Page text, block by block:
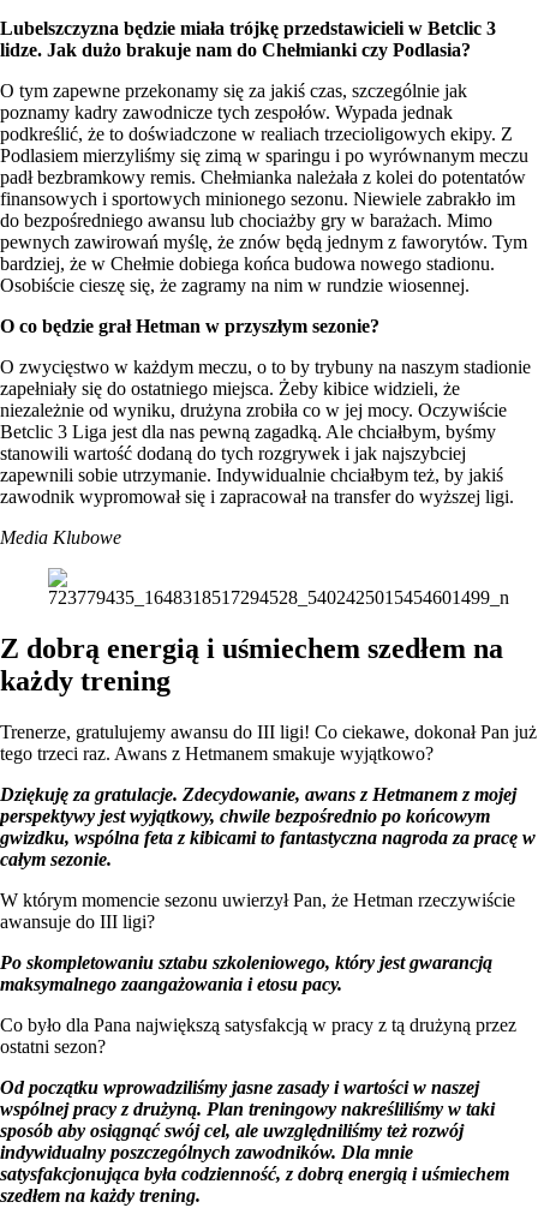
Lubelszczyzna będzie miała trójkę przedstawicieli w Betclic 3
lidze. Jak dużo brakuje nam do Chełmianki czy Podlasia?
O tym zapewne przekonamy się za jakiś czas, szczególnie jak
poznamy kadry zawodnicze tych zespołów. Wypada jednak
podkreślić, że to doświadczone w realiach trzecioligowych ekipy. Z
Podlasiem mierzyliśmy się zimą w sparingu i po wyrównanym meczu
padł bezbramkowy remis. Chełmianka należała z kolei do potentatów
finansowych i sportowych minionego sezonu. Niewiele zabrakło im
do bezpośredniego awansu lub chociażby gry w barażach. Mimo
pewnych zawirowań myślę, że znów będą jednym z faworytów. Tym
bardziej, że w Chełmie dobiega końca budowa nowego stadionu.
Osobiście cieszę się, że zagramy na nim w rundzie wiosennej.
O co będzie grał Hetman w przyszłym sezonie?
O zwycięstwo w każdym meczu, o to by trybuny na naszym stadionie
zapełniały się do ostatniego miejsca. Żeby kibice widzieli, że
niezależnie od wyniku, drużyna zrobiła co w jej mocy. Oczywiście
Betclic 3 Liga jest dla nas pewną zagadką. Ale chciałbym, byśmy
stanowili wartość dodaną do tych rozgrywek i jak najszybciej
zapewnili sobie utrzymanie. Indywidualnie chciałbym też, by jakiś
zawodnik wypromował się i zapracował na transfer do wyższej ligi.
Media Klubowe
Z dobrą energią i uśmiechem szedłem na
każdy trening
Trenerze, gratulujemy awansu do III ligi! Co ciekawe, dokonał Pan już
tego trzeci raz. Awans z Hetmanem smakuje wyjątkowo?
Dziękuję za gratulacje. Zdecydowanie, awans z Hetmanem z mojej
perspektywy jest wyjątkowy, chwile bezpośrednio po końcowym
gwizdku, wspólna feta z kibicami to fantastyczna nagroda za pracę w
całym sezonie.
W którym momencie sezonu uwierzył Pan, że Hetman rzeczywiście
awansuje do III ligi?
Po skompletowaniu sztabu szkoleniowego, który jest gwarancją
maksymalnego zaangażowania i etosu pacy.
Co było dla Pana największą satysfakcją w pracy z tą drużyną przez
ostatni sezon?
Od początku wprowadziliśmy jasne zasady i wartości w naszej
wspólnej pracy z drużyną. Plan treningowy nakreśliliśmy w taki
sposób aby osiągnąć swój cel, ale uwzględniliśmy też rozwój
indywidualny poszczególnych zawodników. Dla mnie
satysfakcjonująca była codzienność, z dobrą energią i uśmiechem
szedłem na każdy trening.